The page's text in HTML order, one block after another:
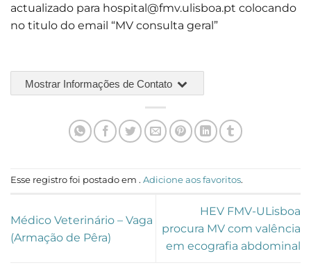
actualizado para hospital@fmv.ulisboa.pt colocando
no titulo do email “MV consulta geral”
Mostrar Informações de Contato
Esse registro foi postado em . Adicione aos favoritos.
Médico Veterinário – Vaga
(Armação de Pêra)
HEV FMV-ULisboa
procura MV com valência
em ecografia abdominal